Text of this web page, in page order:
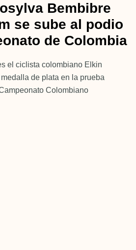
Bembibre
se sube al podio
de Colombia
el ciclista colombiano Elkin
de plata en la prueba
Colombiano